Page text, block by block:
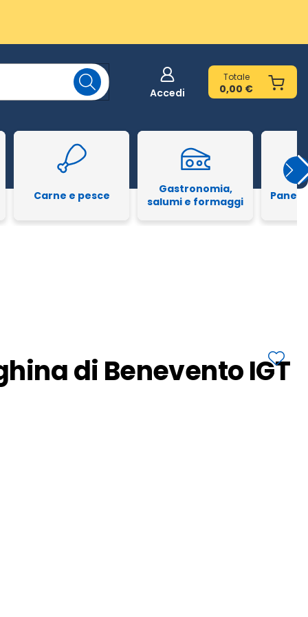
Accedi
Totale
0,00 €
Carne e pesce
Gastronomia,
salumi e formaggi
Pane
di Benevento IGT